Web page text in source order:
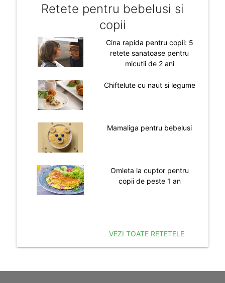
Retete pentru bebelusi si
copii
Cina rapida pentru copii: 5
retete sanatoase pentru
micutii de 2 ani
Chiftelute cu naut si legume
Mamaliga pentru bebelusi
Omleta la cuptor pentru
copii de peste 1 an
VEZI TOATE RETETELE